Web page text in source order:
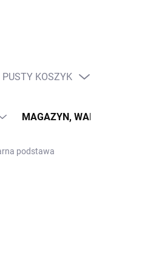
KOSZYK
PUSTY KOSZYK
MAGAZYN, WARSZTAT
podstawa